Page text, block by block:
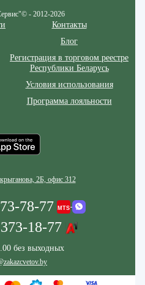
- 2012-2026
Контакты
Блог
Регистрация в торговом реестре
Республики Беларусь
Условия использования
Программа лояльности
2Б, офис 312
78-77
18-77
без выходных